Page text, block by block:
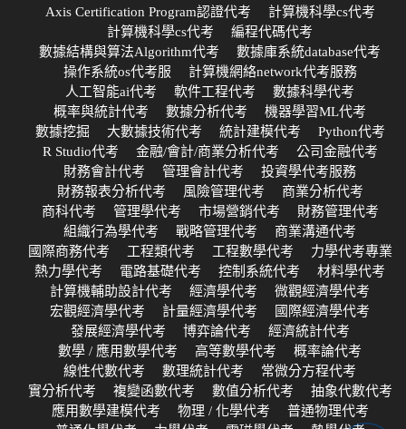
Axis Certification Program認證代考
計算機科學cs代考
計算機科學cs代考
編程代碼代考
數據結構與算法Algorithm代考
數據庫系統database代考
操作系統os代考服
計算機網絡network代考服務
人工智能ai代考
軟件工程代考
數據科學代考
概率與統計代考
數據分析代考
機器學習ML代考
數據挖掘
大數據技術代考 統計建模代考
Python代考
R Studio代考
金融/會計/商業分析代考
公司金融代考
財務會計代考
管理會計代考
投資學代考服務
財務報表分析代考
風險管理代考
商業分析代考
商科代考
管理學代考 市場營銷代考
財務管理代考
組織行為學代考
戰略管理代考
商業溝通代考
國際商務代考
工程類代考 工程數學代考
力學代考專業
熱力學代考
電路基礎代考 控制系統代考
材料學代考
計算機輔助設計代考
經濟學代考
微觀經濟學代考
宏觀經濟學代考
計量經濟學代考
國際經濟學代考
發展經濟學代考
博弈論代考
經濟統計代考
數學 / 應用數學代考
高等數學代考
概率論代考
線性代數代考
數理統計代考
常微分方程代考
實分析代考
複變函數代考 數值分析代考
抽象代數代考
應用數學建模代考
物理 / 化學代考
普通物理代考